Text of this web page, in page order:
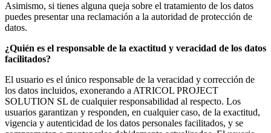
Asimismo, si tienes alguna queja sobre el tratamiento de los datos
puedes presentar una reclamación a la autoridad de protección de
datos.
¿Quién es el responsable de la exactitud y veracidad de los datos
facilitados?
El usuario es el único responsable de la veracidad y corrección de
los datos incluidos, exonerando a ATRICOL PROJECT
SOLUTION SL de cualquier responsabilidad al respecto. Los
usuarios garantizan y responden, en cualquier caso, de la exactitud,
vigencia y autenticidad de los datos personales facilitados, y se